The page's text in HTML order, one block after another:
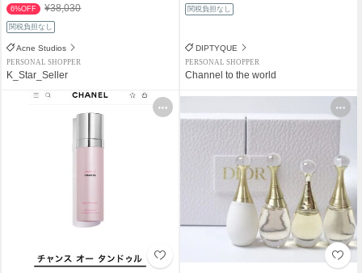
6%OFF ¥38,030
関税負担なし
Acne Studios
PERSONAL SHOPPER
K_Star_Seller
関税負担なし
DIPTYQUE
PERSONAL SHOPPER
Channel to the world